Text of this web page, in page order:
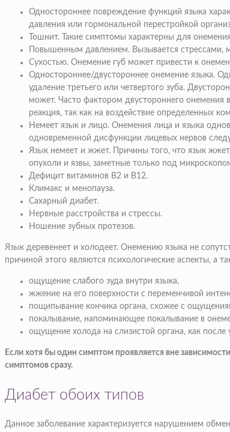
Одностороннее повреждение функций языка
давления или гормональной перестройкой
Тошнит. Такие симптомы характерны для
Повышенным давлением. Вызывается стрессами,
Сухостью. Онемение губ может привести к
Одностороннее/двустороннее онемение языка.
удаление третьего или четвертого зуба.
может. Часто фактором двустороннего онемения
реакция, так как на воздействие определенных
Немеет язык и лицо. Онемения лица и языка
одновременной дисфункции лицевых нервов
Язык немеет и жжет. Причины того, что язык
опухоли и язвы, заметные только под
Дефицит витаминов В2 и В12.
Климакс и менопауза.
Сахарный диабет.
Нервные расстройства и стрессы.
Ношение зубных протезов.
Язык деревенеет и холодеет. Онемению языка не
причиной этого являются психологические аспекты, а
ощущение слабого зуда внутри языка,
жжение на его поверхности с переменчивой
пощипывание кончика органа, схожее с
покалывание, напоминающее покалывание в
ощущение холода на слизистой органа, как
Если хотя бы один симптом проявляется вне
симптомов сразу.
Диабет обоих типов
Данное заболевание характеризуется нарушением